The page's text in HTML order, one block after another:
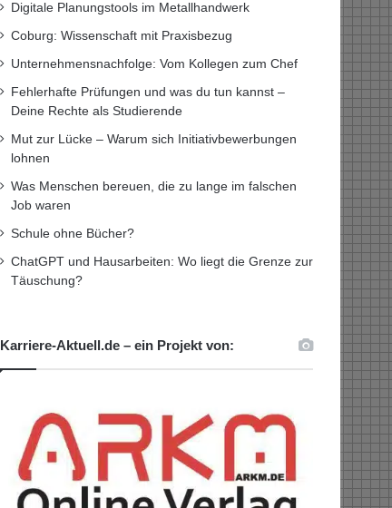
Digitale Planungstools im Metallhandwerk
Coburg: Wissenschaft mit Praxisbezug
Unternehmensnachfolge: Vom Kollegen zum Chef
Fehlerhafte Prüfungen und was du tun kannst –
Deine Rechte als Studierende
Mut zur Lücke – Warum sich Initiativbewerbungen
lohnen
Was Menschen bereuen, die zu lange im falschen
Job waren
Schule ohne Bücher?
ChatGPT und Hausarbeiten: Wo liegt die Grenze zur
Täuschung?
Karriere-Aktuell.de – ein Projekt von: